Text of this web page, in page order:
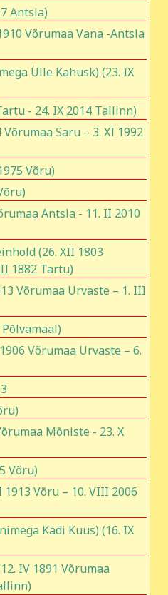
Antsla)
Võrumaa Vana -Antsla
Ülle Kahusk) (23. IX
- 24. IX 2014 Tallinn)
Saru – 3. XI 1992
Võru)
Antsla - 11. II 2010
(26. XII 1803
1882 Tartu)
Võrumaa Urvaste – 1. III
Võrumaa Urvaste – 6.
Mõniste - 23. X
Võru)
Võru – 10. VIII 2006
Kadi Kuus) (16. IX
IV 1891 Võrumaa